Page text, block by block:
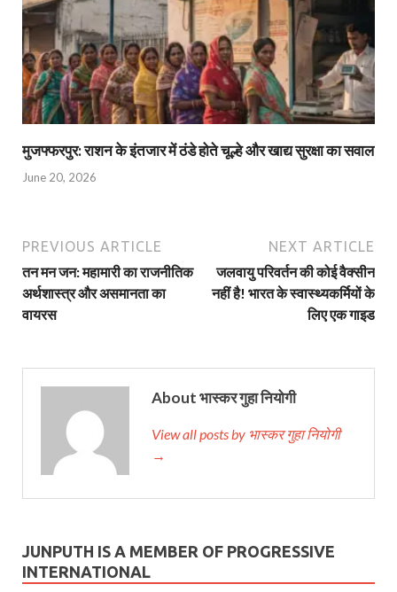
मुजफ्फरपुर: राशन के इंतजार में ठंडे होते चूल्हे और खाद्य सुरक्षा का सवाल
June 20, 2026
PREVIOUS ARTICLE
तन मन जन: महामारी का राजनीतिक
अर्थशास्त्र और असमानता का
वायरस
NEXT ARTICLE
जलवायु परिवर्तन की कोई वैक्सीन
नहीं है! भारत के स्वास्थ्यकर्मियों के
लिए एक गाइड
About भास्‍कर गुहा नियोगी
View all posts by भास्‍कर गुहा नियोगी
→
JUNPUTH IS A MEMBER OF PROGRESSIVE
INTERNATIONAL